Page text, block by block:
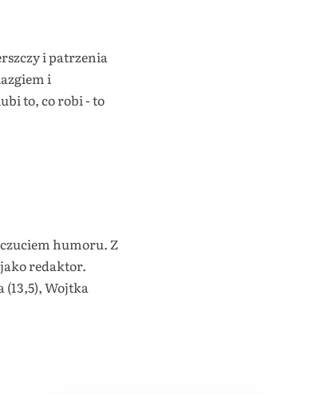
i patrzenia
i
to, co robi - to
humoru. Z
redaktor.
(13,5), Wojtka